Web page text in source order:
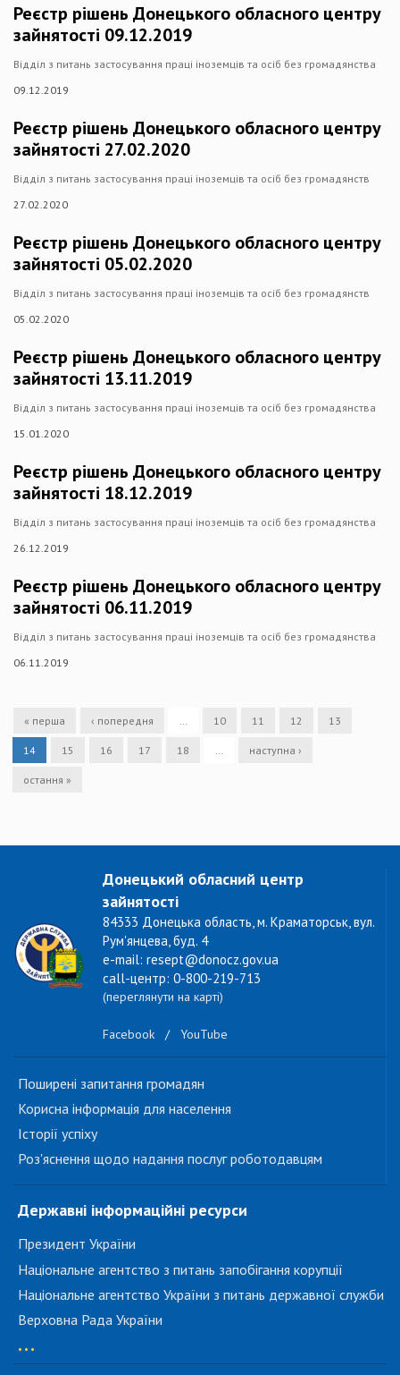
Реєстр рішень Донецького обласного центру
зайнятості 09.12.2019
Відділ з питань застосування праці іноземців та осіб без громадянства
09.12.2019
Реєстр рішень Донецького обласного центру
зайнятості 27.02.2020
Відділ з питань застосування праці іноземців та осіб без громадянств
27.02.2020
Реєстр рішень Донецького обласного центру
зайнятості 05.02.2020
Відділ з питань застосування праці іноземців та осіб без громадянств
05.02.2020
Реєстр рішень Донецького обласного центру
зайнятості 13.11.2019
Відділ з питань застосування праці іноземців та осіб без громадянства
15.01.2020
Реєстр рішень Донецького обласного центру
зайнятості 18.12.2019
Відділ з питань застосування праці іноземців та осіб без громадянства
26.12.2019
Реєстр рішень Донецького обласного центру
зайнятості 06.11.2019
Відділ з питань застосування праці іноземців та осіб без громадянства
06.11.2019
« перша ‹ попередня 10 11 12 13
14 15 16 17 18 наступна ›
остання »
Донецький обласний центр
зайнятості
84333 Донецька область, м. Краматорськ, вул.
Рум'янцева, буд. 4
e-mail: resept@donocz.gov.ua
call-центр: 0-800-219-713
(переглянути на карті)
Facebook / YouTube
Поширені запитання громадян
Корисна інформація для населення
Історії успіху
Роз'яснення щодо надання послуг роботодавцям
Державні інформаційні ресурси
Президент України
Національне агентство з питань запобігання корупції
Національне агентство України з питань державної служби
Верховна Рада України
...